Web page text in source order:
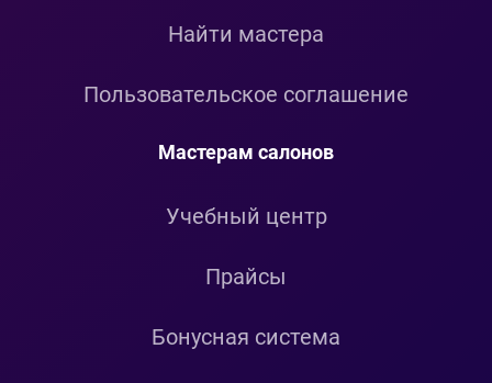
Найти мастера
Пользовательское соглашение
Мастерам салонов
Учебный центр
Прайсы
Бонусная система